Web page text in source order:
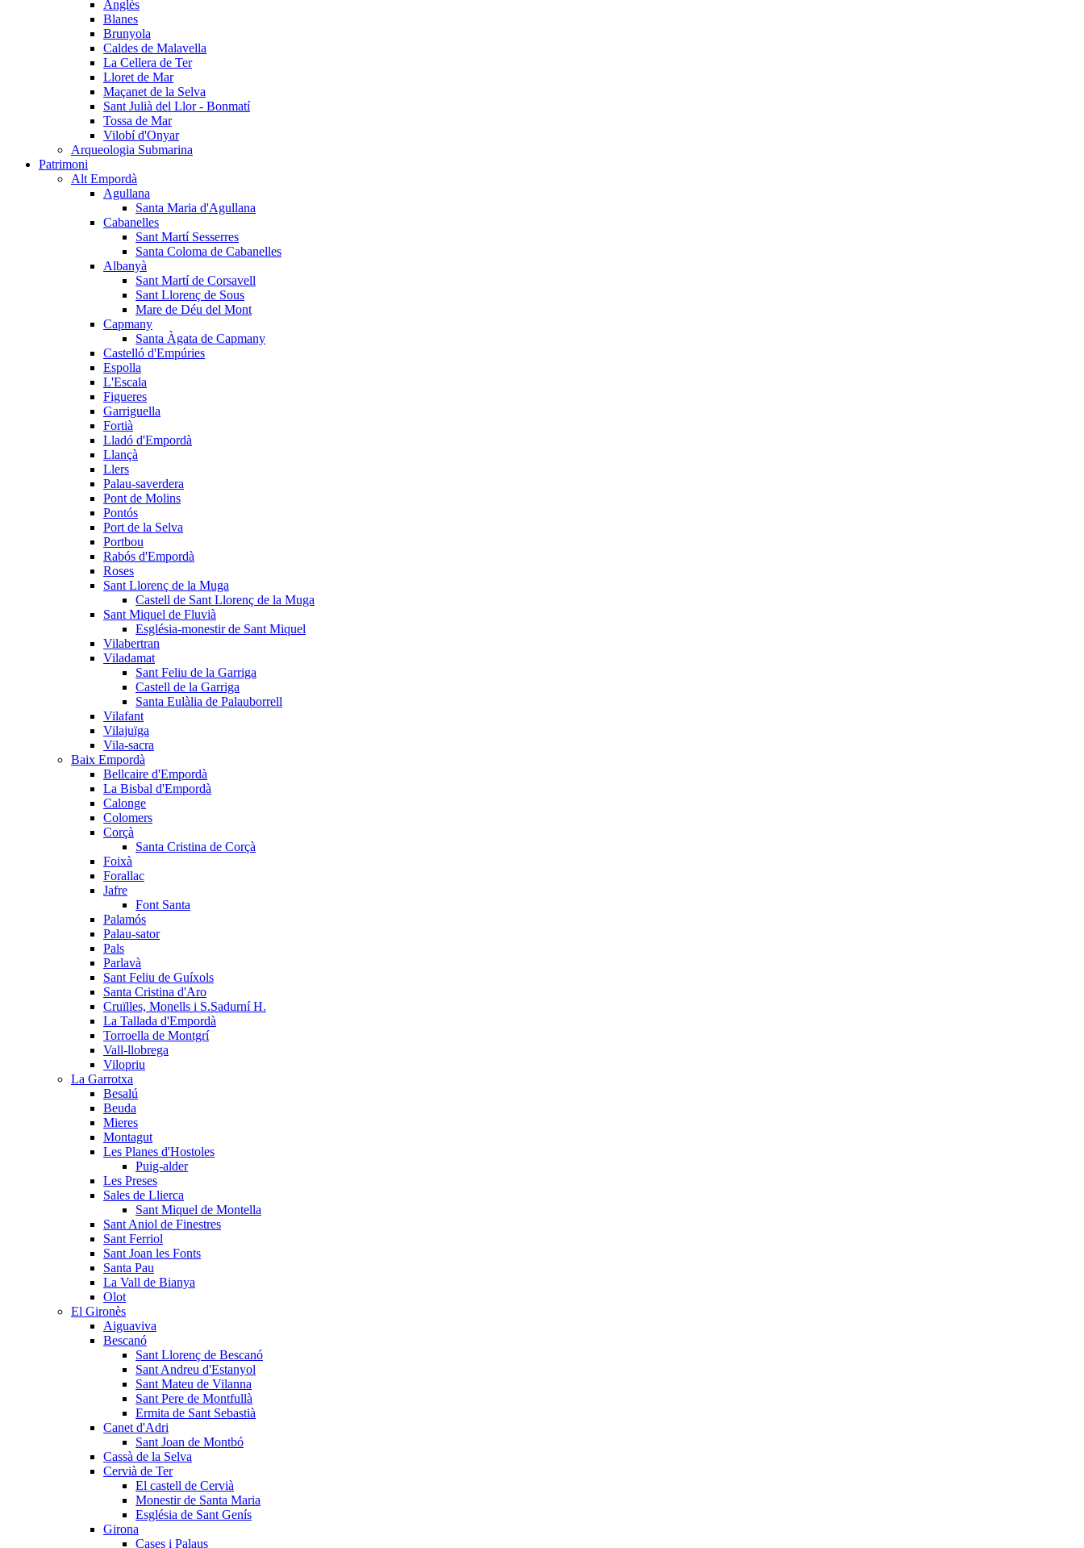
Anglès
Blanes
Brunyola
Caldes de Malavella
La Cellera de Ter
Lloret de Mar
Maçanet de la Selva
Sant Julià del Llor - Bonmatí
Tossa de Mar
Vilobí d'Onyar
Arqueologia Submarina
Patrimoni
Alt Empordà
Agullana
Santa Maria d'Agullana
Cabanelles
Sant Martí Sesserres
Santa Coloma de Cabanelles
Albanyà
Sant Martí de Corsavell
Sant Llorenç de Sous
Mare de Déu del Mont
Capmany
Santa Àgata de Capmany
Castelló d'Empúries
Espolla
L'Escala
Figueres
Garriguella
Fortià
Lladó d'Empordà
Llançà
Llers
Palau-saverdera
Pont de Molins
Pontós
Port de la Selva
Portbou
Rabós d'Empordà
Roses
Sant Llorenç de la Muga
Castell de Sant Llorenç de la Muga
Sant Miquel de Fluvià
Església-monestir de Sant Miquel
Vilabertran
Viladamat
Sant Feliu de la Garriga
Castell de la Garriga
Santa Eulàlia de Palauborrell
Vilafant
Vilajuïga
Vila-sacra
Baix Empordà
Bellcaire d'Empordà
La Bisbal d'Empordà
Calonge
Colomers
Corçà
Santa Cristina de Corçà
Foixà
Forallac
Jafre
Font Santa
Palamós
Palau-sator
Pals
Parlavà
Sant Feliu de Guíxols
Santa Cristina d'Aro
Cruïlles, Monells i S.Sadurní H.
La Tallada d'Empordà
Torroella de Montgrí
Vall-llobrega
Vilopriu
La Garrotxa
Besalú
Beuda
Mieres
Montagut
Les Planes d'Hostoles
Puig-alder
Les Preses
Sales de Llierca
Sant Miquel de Montella
Sant Aniol de Finestres
Sant Ferriol
Sant Joan les Fonts
Santa Pau
La Vall de Bianya
Olot
El Gironès
Aiguaviva
Bescanó
Sant Llorenç de Bescanó
Sant Andreu d'Estanyol
Sant Mateu de Vilanna
Sant Pere de Montfullà
Ermita de Sant Sebastià
Canet d'Adri
Sant Joan de Montbó
Cassà de la Selva
Cervià de Ter
El castell de Cervià
Monestir de Santa Maria
Església de Sant Genís
Girona
Cases i Palaus